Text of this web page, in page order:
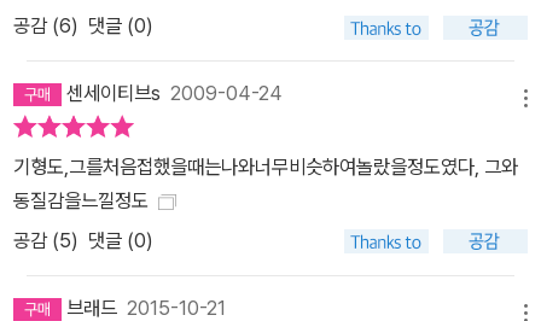
공감 (6) 댓글 (0)
센세이티브s 2009-04-24
기형도,그를처음접했을때는나와너무비슷하여놀랐을정도였다, 그와
동질감을느낄정도
공감 (5) 댓글 (0)
브래드 2015-10-21